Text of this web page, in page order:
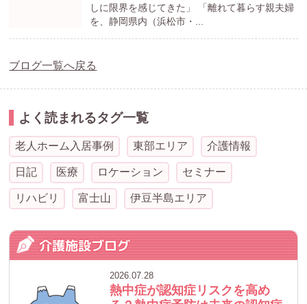
しに限界を感じてきた」 「離れて暮らす親夫婦
を、静岡県内（浜松市・...
ブログ一覧へ戻る
よく読まれるタグ一覧
老人ホーム入居事例 東部エリア 介護情報
日記 医療 ロケーション セミナー
リハビリ 富士山 伊豆半島エリア
介護施設ブログ
2026.07.28
熱中症が認知症リスクを高め